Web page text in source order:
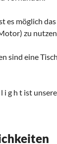
es möglich
zu nutzen.
sind eine
i g h t ist